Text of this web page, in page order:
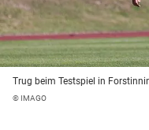
Trug beim Testspiel in
© IMAGO